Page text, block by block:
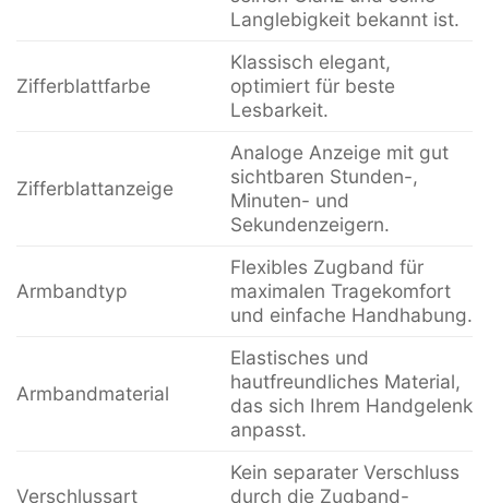
Langlebigkeit bekannt ist.
Zifferblattfarbe
Klassisch elegant,
optimiert für beste
Lesbarkeit.
Zifferblattanzeige
Analoge Anzeige mit gut
sichtbaren Stunden-,
Minuten- und
Sekundenzeigern.
Armbandtyp
Flexibles Zugband für
maximalen Tragekomfort
und einfache Handhabung.
Armbandmaterial
Elastisches und
hautfreundliches Material,
das sich Ihrem Handgelenk
anpasst.
Verschlussart
Kein separater Verschluss
durch die Zugband-